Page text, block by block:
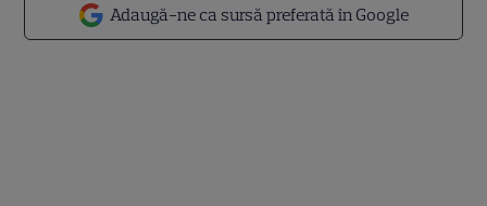
Adaugă-ne ca sursă preferată în Google